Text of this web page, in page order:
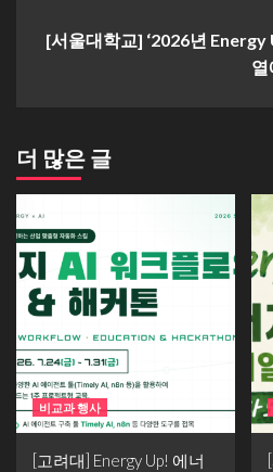
[서울대학교] ‘2026년
열
더 많은 글
비교과 행사
[고려대] Energy Up! 에너